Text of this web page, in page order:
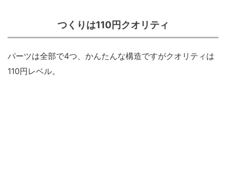
つくりは110円クオリティ
パーツは全部で4つ、かんたんな構造ですがクオリティは
110円レベル。